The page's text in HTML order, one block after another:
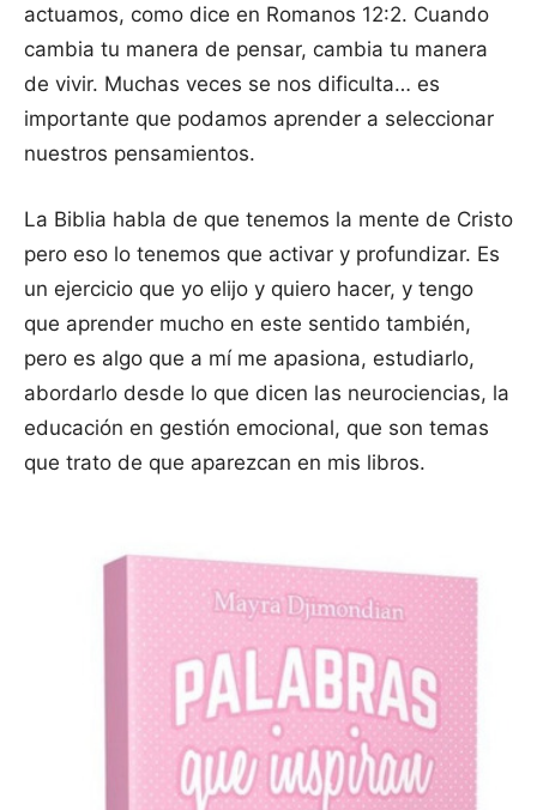
actuamos, como dice en Romanos 12:2. Cuando
cambia tu manera de pensar, cambia tu manera
de vivir. Muchas veces se nos dificulta… es
importante que podamos aprender a seleccionar
nuestros pensamientos.
La Biblia habla de que tenemos la mente de Cristo
pero eso lo tenemos que activar y profundizar. Es
un ejercicio que yo elijo y quiero hacer, y tengo
que aprender mucho en este sentido también,
pero es algo que a mí me apasiona, estudiarlo,
abordarlo desde lo que dicen las neurociencias, la
educación en gestión emocional, que son temas
que trato de que aparezcan en mis libros.